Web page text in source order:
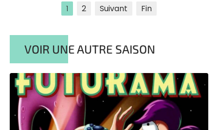
1 2 Suivant Fin
VOIR UNE AUTRE SAISON